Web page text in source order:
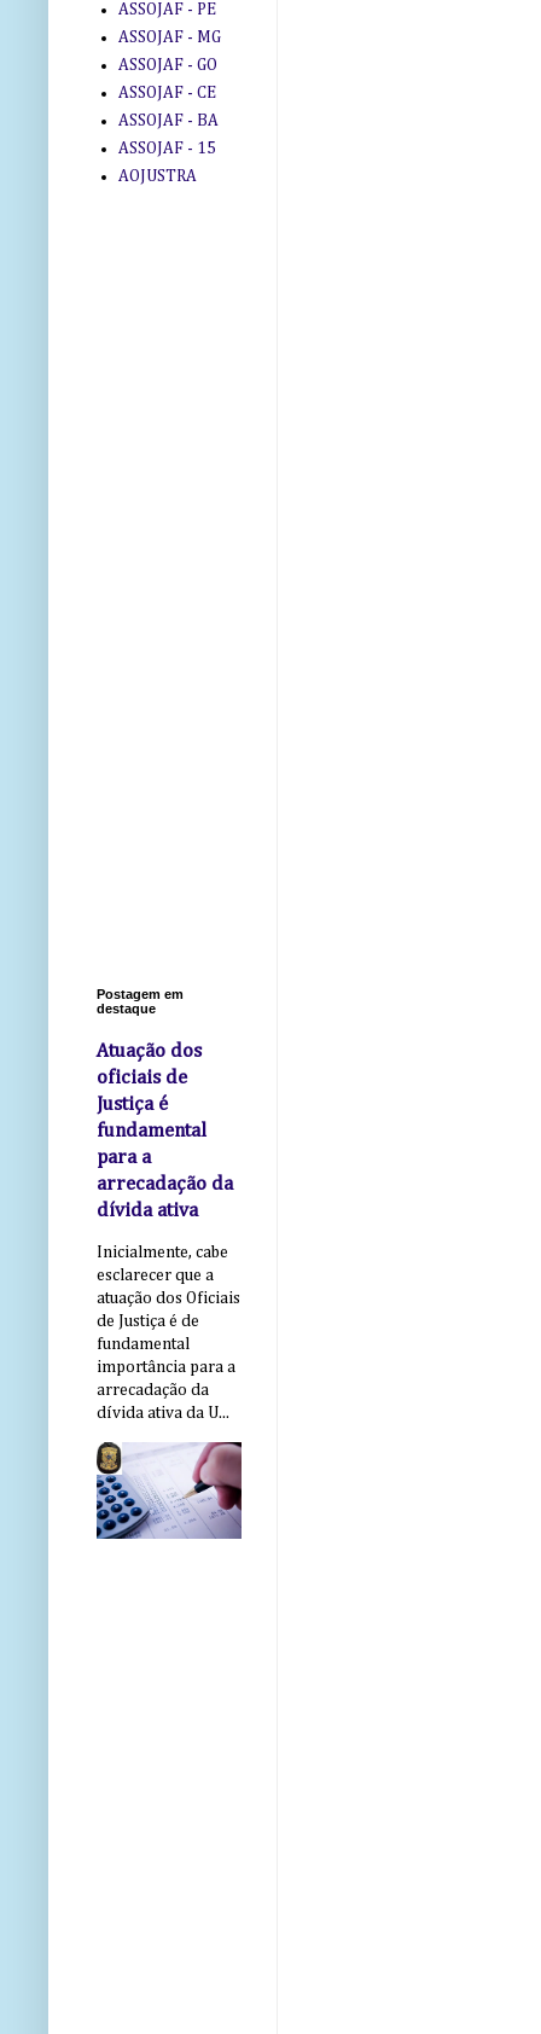
ASSOJAF - PE
ASSOJAF - MG
ASSOJAF - GO
ASSOJAF - CE
ASSOJAF - BA
ASSOJAF - 15
AOJUSTRA
Postagem em
destaque
Atuação dos
oficiais de
Justiça é
fundamental
para a
arrecadação da
dívida ativa
Inicialmente, cabe
esclarecer que a
atuação dos Oficiais
de Justiça é de
fundamental
importância para a
arrecadação da
dívida ativa da U...